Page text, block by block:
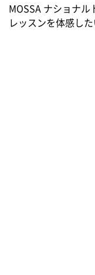
MOSSA ナショナ
レッスンを体感し